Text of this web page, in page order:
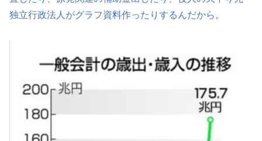
独立行政法人がグラフ資料作ったりするんだから。